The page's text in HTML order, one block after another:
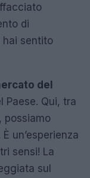
di
hai sentito
del
Paese. Qui, tra
possiamo
un’esperienza
sensi! La
sul